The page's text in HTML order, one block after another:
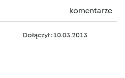
komentarze
Dołączył : 10.03.2013